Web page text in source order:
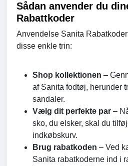
Sådan anvender du
Rabattkoder
Anvendelse Sanita
disse enkle trin:
Shop kollektionen –
af Sanita fodtøj, herunder
sandaler.
Vælg dit perfekte par –
sko, du elsker, skal du
indkøbskurv.
Brug rabatkoden – Ved
Sanita rabatkoderne ind i